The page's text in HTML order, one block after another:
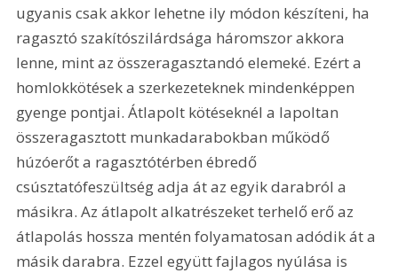
ugyanis csak akkor lehetne ily módon készíteni, ha
ragasztó szakítószilárdsága háromszor akkora
lenne, mint az összeragasztandó elemeké. Ezért a
homlokkötések a szerkezeteknek mindenképpen
gyenge pontjai. Átlapolt kötéseknél a lapoltan
összeragasztott munkadarabokban működő
húzóerőt a ragasztótérben ébredő
csúsztatófeszültség adja át az egyik darabról a
másikra. Az átlapolt alkatrészeket terhelő erő az
átlapolás hossza mentén folyamatosan adódik át a
másik darabra. Ezzel együtt fajlagos nyúlása is